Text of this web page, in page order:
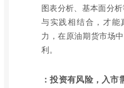
图表分析、基本面分
与实践相结合，才能
力，在原油期货市场
利。
：投资有风险，入市